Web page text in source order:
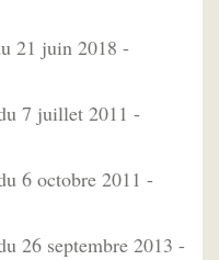
21 juin 2018 -
7 juillet 2011 -
6 octobre 2011 -
26 septembre 2013 -